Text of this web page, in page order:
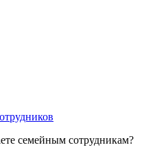
семейным сотрудникам?